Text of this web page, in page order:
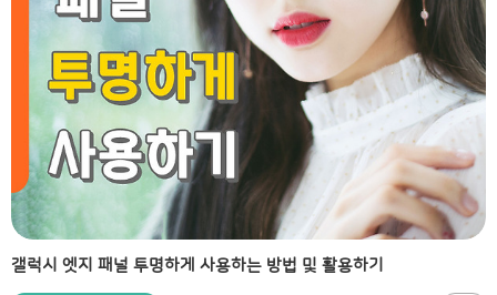
갤럭시 엣지 패널 투명하게 사용하는 방법 및 활용하기